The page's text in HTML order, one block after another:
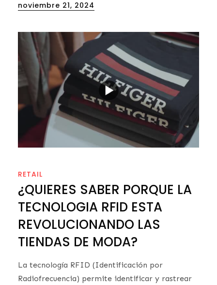
Posted
noviembre 21, 2024
RETAIL
¿QUIERES SABER PORQUE LA
TECNOLOGIA RFID ESTA
REVOLUCIONANDO LAS
TIENDAS DE MODA?
La tecnología RFID (Identificación por
Radiofrecuencia) permite identificar y rastrear